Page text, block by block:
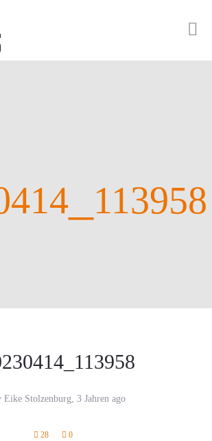
113958
Eike Stolzenburg, 3 Jahren ago
28 0